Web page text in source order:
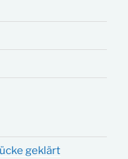
geklärt